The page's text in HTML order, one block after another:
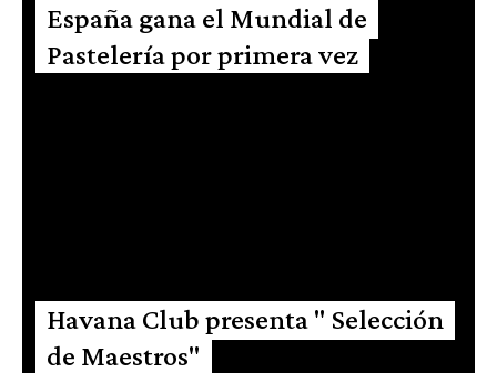
España gana el Mundial de
Pastelería por primera vez
Havana Club presenta " Selección
de Maestros"